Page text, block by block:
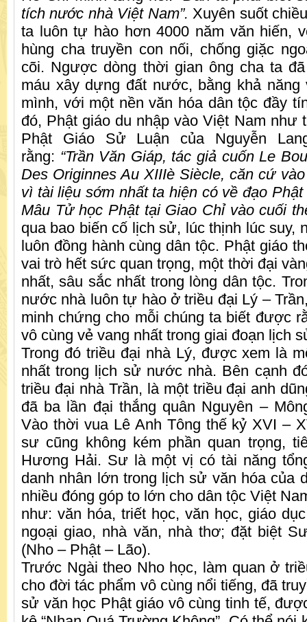
tích nước nhà Việt Nam”. Xuyên suốt
ta luôn tự hào hơn 4000 năm văn hiến,
hùng cha truyền con nối, chống giặc
cõi. Ngược dòng thời gian ông cha ta
máu xây dựng đất nước, bằng khả
mình, với một nền văn hóa dân tộc đầy
đó, Phật giáo du nhập vào Việt Nam như
Phật Giáo Sử Luận của Nguyễn
rằng: “Trần Văn Giáp, tác giả cuốn Le
Des Originnes Au XIIIè Siècle, căn cứ
vì tài liệu sớm nhất ta hiện có về đạo
Mâu Tử học Phật tại Giao Chỉ vào cuối
qua bao biến cố lịch sử, lúc thịnh lúc suy,
luôn đồng hành cùng dân tộc. Phật giáo
vai trò hết sức quan trọng, một thời đại
nhất, sâu sắc nhất trong lòng dân tộc.
nước nhà luôn tự hào ở triều đại Lý –
minh chứng cho mỗi chúng ta biết được
vô cùng vẻ vang nhất trong giai đoạn lịch
Trong đó triều đại nhà Lý, được xem là
nhất trong lịch sử nước nhà. Bên cạnh
triều đại nhà Trần, là một triều đại anh
đã ba lần đại thắng quân Nguyên –
Vào thời vua Lê Anh Tông thế kỷ XVI –
sư cũng không kém phần quan trọng,
Hương Hải. Sư là một vị có tài năng
danh nhân lớn trong lịch sử văn hóa của
nhiều đóng góp to lớn cho dân tộc Việt
như: văn hóa, triết học, văn học, giáo
ngoại giao, nhà văn, nhà thơ; đặt biệt
(Nho – Phật – Lão).
Trước Ngài theo Nho học, làm quan ở
cho đời tác phẩm vô cùng nổi tiếng, đã
sử văn học Phật giáo vô cùng tinh tế,